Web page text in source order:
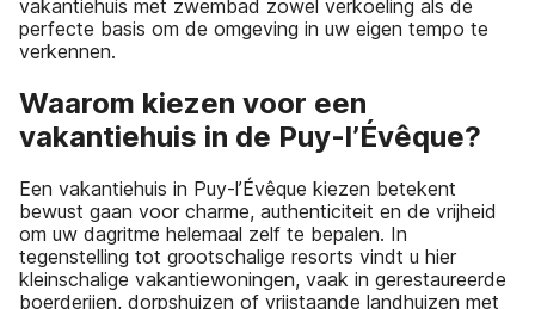
vakantiehuis met zwembad zowel verkoeling als de
perfecte basis om de omgeving in uw eigen tempo te
verkennen.
Waarom kiezen voor een
vakantiehuis in de Puy-l’Évêque?
Een vakantiehuis in Puy-l’Évêque kiezen betekent
bewust gaan voor charme, authenticiteit en de vrijheid
om uw dagritme helemaal zelf te bepalen. In
tegenstelling tot grootschalige resorts vindt u hier
kleinschalige vakantiewoningen, vaak in gerestaureerde
boerderijen, dorpshuizen of vrijstaande landhuizen met